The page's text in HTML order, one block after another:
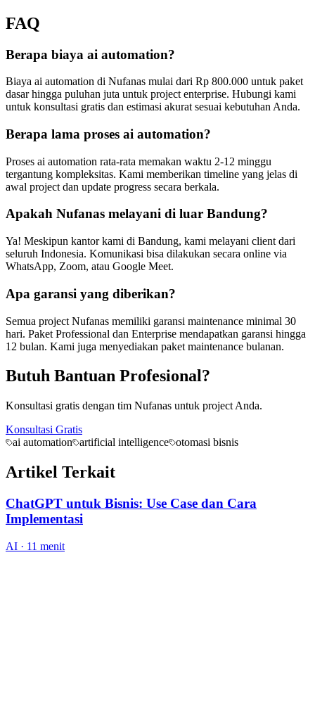
FAQ
Berapa biaya ai automation?
Biaya ai automation di Nufanas mulai dari Rp 800.000 untuk paket
dasar hingga puluhan juta untuk project enterprise. Hubungi kami
untuk konsultasi gratis dan estimasi akurat sesuai kebutuhan Anda.
Berapa lama proses ai automation?
Proses ai automation rata-rata memakan waktu 2-12 minggu
tergantung kompleksitas. Kami memberikan timeline yang jelas di
awal project dan update progress secara berkala.
Apakah Nufanas melayani di luar Bandung?
Ya! Meskipun kantor kami di Bandung, kami melayani client dari
seluruh Indonesia. Komunikasi bisa dilakukan secara online via
WhatsApp, Zoom, atau Google Meet.
Apa garansi yang diberikan?
Semua project Nufanas memiliki garansi maintenance minimal 30
hari. Paket Professional dan Enterprise mendapatkan garansi hingga
12 bulan. Kami juga menyediakan paket maintenance bulanan.
Butuh Bantuan Profesional?
Konsultasi gratis dengan tim Nufanas untuk project Anda.
Konsultasi Gratis
ai automation
artificial intelligence otomasi bisnis
Artikel Terkait
ChatGPT untuk Bisnis: Use Case dan Cara
Implementasi
AI · 11 menit